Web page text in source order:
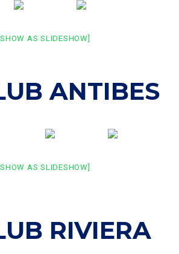
[SHOW AS SLIDESHOW]
ANTIBES
[SHOW AS SLIDESHOW]
RIVIERA